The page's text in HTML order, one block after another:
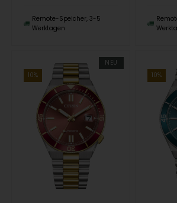
Remote-Speicher, 3-5
Werktagen
NEU
10%
10%